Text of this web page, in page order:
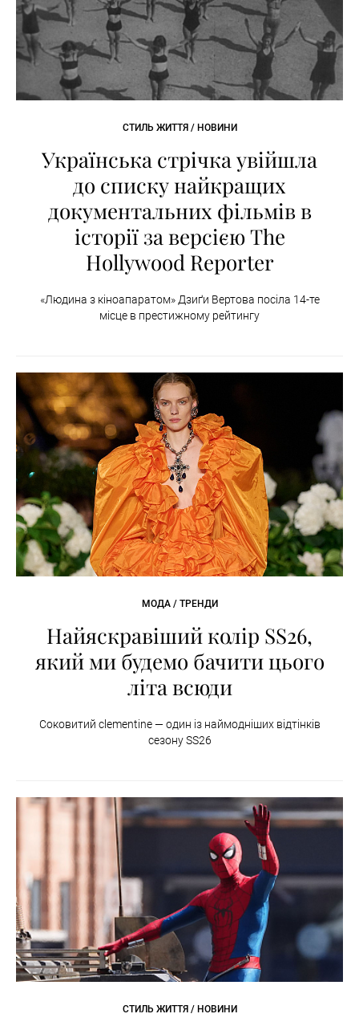
СТИЛЬ ЖИТТЯ / НОВИНИ
Українська стрічка увійшла
до списку найкращих
документальних фільмів в
історії за версією The
Hollywood Reporter
«Людина з кіноапаратом» Дзиґи Вертова посіла 14-те
місце в престижному рейтингу
МОДА / ТРЕНДИ
Найяскравіший колір SS26,
який ми будемо бачити цього
літа всюди
Соковитий clementine — один із наймодніших відтінків
сезону SS26
СТИЛЬ ЖИТТЯ / НОВИНИ